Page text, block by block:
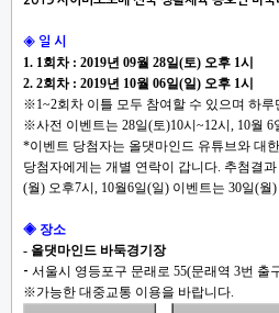
◈ 일 시
1. 1회차 : 2019년 09월 28일(토) 오후 1시
2. 2회차 : 2019년 10월 06일(일) 오후 1시
※1~2회차 이틀 모두 참여할 수 있으며 하
※사전 이벤트는 28일(토)10시~12시, 10월 6
*이벤트 당첨자는 올댓마인드 유튜브와 대
당첨자에게는 개별 연락이 갑니다. 추첨결
(월) 오후7시, 10월6일(일) 이벤트는 30일(월
◈ 장소
- 올댓마인드 바둑경기장
- 서울시 영등포구 문래로 55(문래역 3번 출
※가능한 대중교통 이용을 바랍니다.